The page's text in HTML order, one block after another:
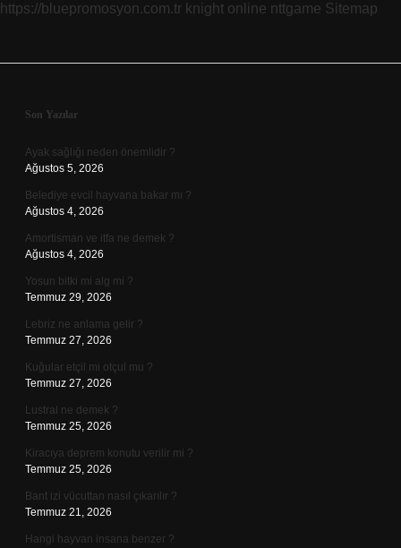
https://bluepromosyon.com.tr knight online nttgame Sitemap
Sidebar
Son Yazılar
Ayak sağlığı neden önemlidir ?
Ağustos 5, 2026
Belediye evcil hayvana bakar mı ?
Ağustos 4, 2026
Amortisman ve itfa ne demek ?
Ağustos 4, 2026
Yosun bitki mi alg mi ?
Temmuz 29, 2026
Lebriz ne anlama gelir ?
Temmuz 27, 2026
Kuğular etçil mi otçul mu ?
Temmuz 27, 2026
Lustral ne demek ?
Temmuz 25, 2026
Kiracıya deprem konutu verilir mi ?
Temmuz 25, 2026
Bant izi vücuttan nasıl çıkarılır ?
Temmuz 21, 2026
Hangi hayvan insana benzer ?